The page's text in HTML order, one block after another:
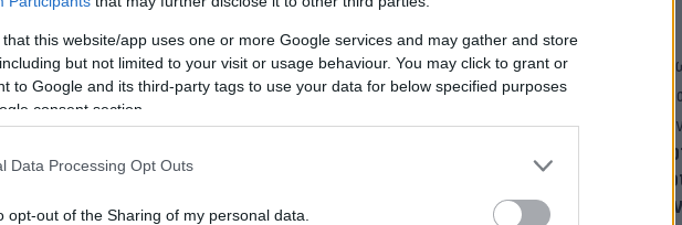
that this website/app uses one or more Google services and may gather and store
but not limited to your visit or usage behaviour. You may click to grant or
to Google and its third-party tags to use your data for below specified purposes
consent section.
Data Processing Opt Outs
opt-out of the Sharing of my personal data.
για τον καρκίνο των
τον όγκο